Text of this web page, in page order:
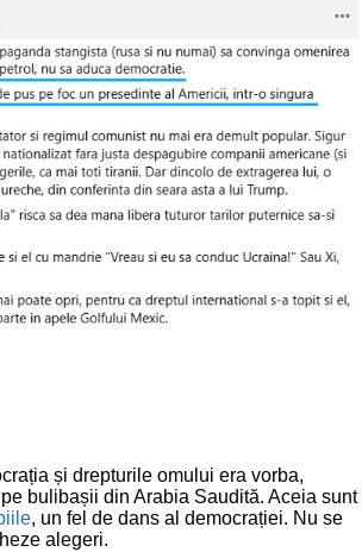
și drepturile omului era vorba,
bulibașii din Arabia Saudită. Aceia sunt
, un fel de dans al democrației. Nu se
alegeri.